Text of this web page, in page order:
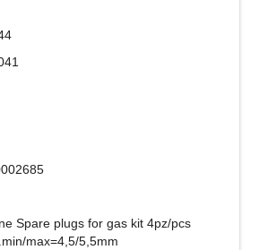
Spare plugs for gas kit 4pz/pcs
max=4,5/5,5mm